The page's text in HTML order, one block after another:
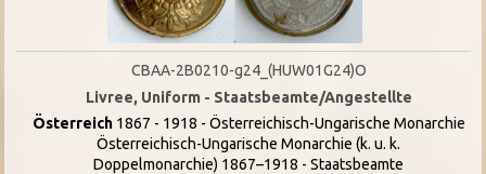
CBAA-2B0210-g24_(HUW01G24)O
Livree, Uniform - Staatsbeamte/Angestellte
Österreich1867 - 1918 - Österreichisch-Ungarische Monarchie
Österreichisch-Ungarische Monarchie (k. u. k.
Doppelmonarchie) 1867–1918 - Staatsbeamte